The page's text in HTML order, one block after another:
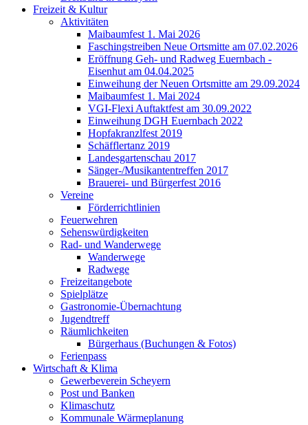
Freizeit & Kultur
Aktivitäten
Maibaumfest 1. Mai 2026
Faschingstreiben Neue Ortsmitte am 07.02.2026
Eröffnung Geh- und Radweg Euernbach -
Eisenhut am 04.04.2025
Einweihung der Neuen Ortsmitte am 29.09.2024
Maibaumfest 1. Mai 2024
VGI-Flexi Auftaktfest am 30.09.2022
Einweihung DGH Euernbach 2022
Hopfakranzlfest 2019
Schäfflertanz 2019
Landesgartenschau 2017
Sänger-/Musikantentreffen 2017
Brauerei- und Bürgerfest 2016
Vereine
Förderrichtlinien
Feuerwehren
Sehenswürdigkeiten
Rad- und Wanderwege
Wanderwege
Radwege
Freizeitangebote
Spielplätze
Gastronomie-Übernachtung
Jugendtreff
Räumlichkeiten
Bürgerhaus (Buchungen & Fotos)
Ferienpass
Wirtschaft & Klima
Gewerbeverein Scheyern
Post und Banken
Klimaschutz
Kommunale Wärmeplanung